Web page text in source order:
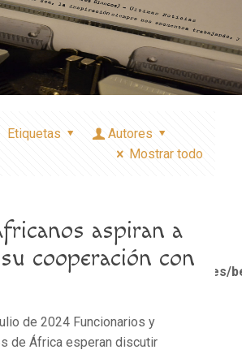
Etiquetas
Autores
Mostrar todo
access array offset on value of type
public_html/padresblancos/
aspiran a
cooperación con
de 2024 Funcionarios y
de África esperan discutir